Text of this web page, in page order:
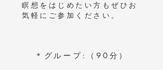
瞑想をはじめたい方もぜひお
気軽にご参加ください。
＊グループ:（90分）